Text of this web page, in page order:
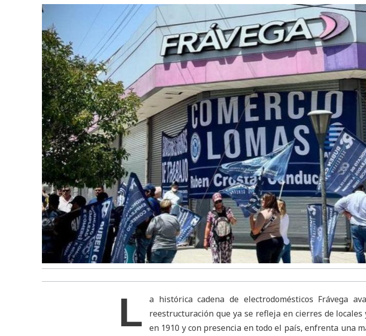
L
a histórica cadena de electrodomésticos Frávega
reestructuración que ya se refleja en cierres de locales
en 1910 y con presencia en todo el país, enfrenta una